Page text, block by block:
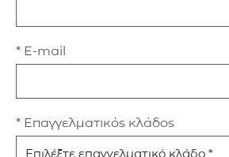
* E-mail
* Επαγγελματικός κλάδος